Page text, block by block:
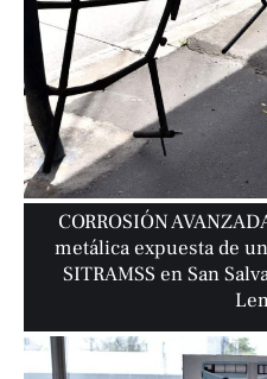
CORROSIÓN
metálica expuesta de
SITRAMSS en San